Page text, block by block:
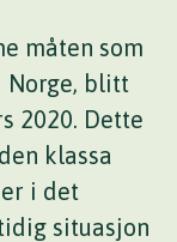
måten som
Norge, blitt
2020. Dette
klassa
i det
situasjon